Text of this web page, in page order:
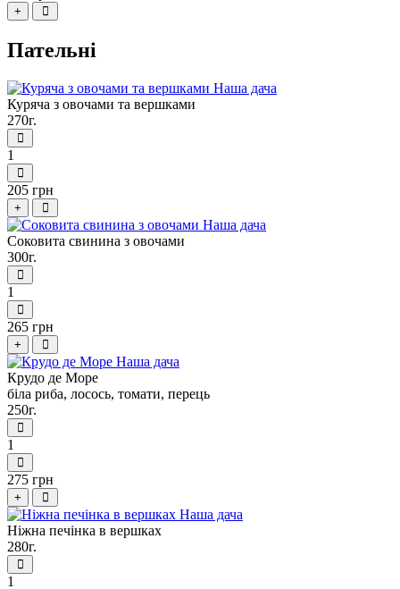
+
Пательні
Куряча з овочами та вершками
270г.
1
205 грн
+
Соковита свинина з овочами
300г.
1
265 грн
+
Крудо де Море
біла риба, лосось, томати, перець
250г.
1
275 грн
+
Ніжна печінка в вершках
280г.
1